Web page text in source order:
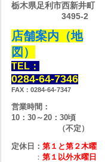
栃木県足利市西新井町
3495-2
店舗案内（地
図）
TEL：
0284-64-7346
FAX：0284-64-7347
営業時間：
10：30～20：30頃
（不定）
定休日： 第１と第２木曜
： 第１以外水曜日